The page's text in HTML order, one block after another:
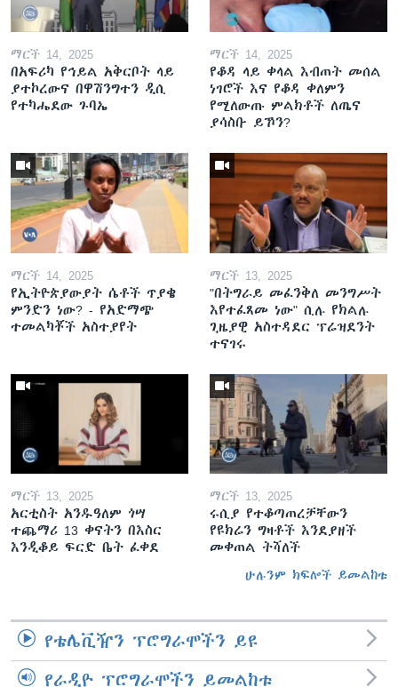
ማርች 14, 2025
በአፍሪካ የኅይል አቅርቦት ላይ
ያተኮረውና በዋሽንግተን ዲሲ
የተካሔደው ጉባኤ
ማርች 14, 2025
የቆዳ ላይ ቀላል እብጠት መሰል
ነገሮች እና የቆዳ ቀለምን
የሚለውጡ ምልክቶች ለጤና
ያሳስቡ ይኾን?
ማርች 14, 2025
የኢትዮጵያውያት ሴቶች ጥያቄ
ምንድን ነው? - የአድማጭ
ተመልካቾች አስተያየት
ማርች 13, 2025
"በትግራይ መፈንቅለ መንግሥት
እየተፈጸመ ነው" ሲሉ የክልሉ
ጊዜያዊ አስተዳደር ፕሬዝደንት
ተናገሩ
ማርች 13, 2025
አርቲስት አንዱዓለም ጎሣ
ተጨማሪ 13 ቀናትን በእስር
እንዲቆይ ፍርድ ቤት ፈቀደ
ማርች 13, 2025
ሩሲያ የተቆጣጠረቻቸውን
የዩክሬን ግዛቶች እንደያዘች
መቀጠል ትሻለች
ሁሉንም ክፍሎች ይመልከቱ
የቴሌቪዥን ፕሮግራሞችን ይዩ
የራዲዮ ፕሮግራሞችን ይመልከቱ